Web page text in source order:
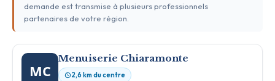
demande est transmise à plusieurs professionnels
partenaires de votre région.
MC
Menuiserie Chiaramonte
2,6 km du centre